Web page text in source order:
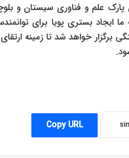
علم و فناوری سیستان و
ایجاد بستری پویا برای
خواهد شد تا زمینه
Copy URL